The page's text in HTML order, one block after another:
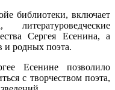
библиотеки, включает
Сергея Есенина, а
и родных поэта.
Есенине позволило
с творчеством поэта,